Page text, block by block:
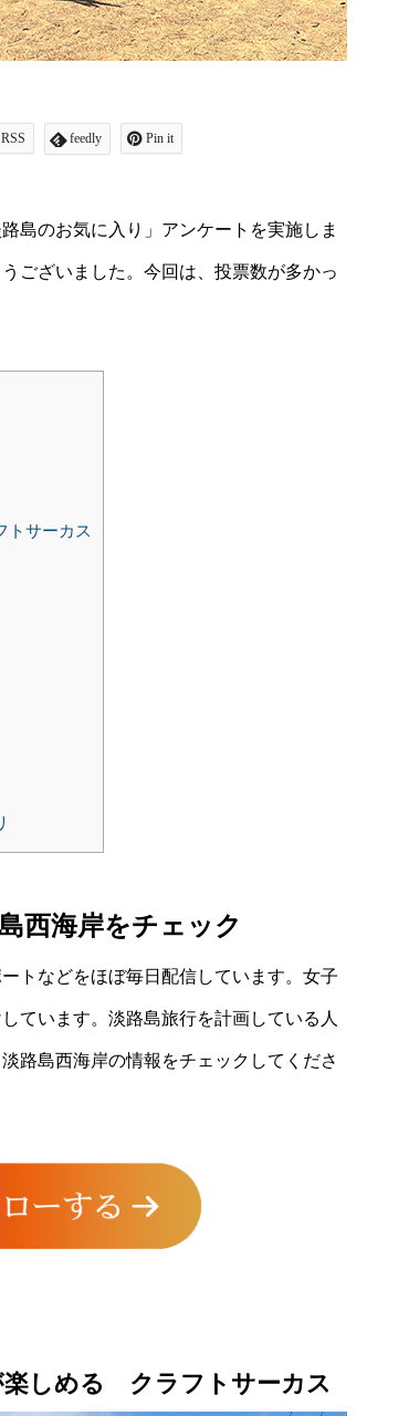
RSS feedly Pin it
島のお気に入り」アンケートを実施しま
ございました。今回は、投票数が多かっ
トサーカス
西海岸をチェック
トなどをほぼ毎日配信しています。女子
ています。淡路島旅行を計画している人
路島西海岸の情報をチェックしてくださ
楽しめる クラフトサーカス